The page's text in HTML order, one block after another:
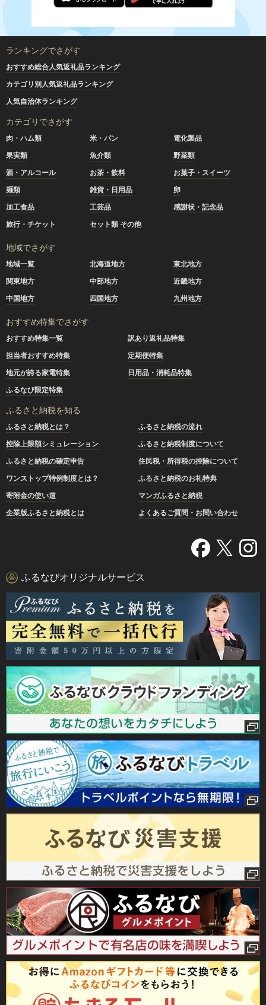
ランキングでさがす
おすすめ総合人気返礼品ランキング
カテゴリ別人気返礼品ランキング
人気自治体ランキング
カテゴリでさがす
肉・ハム類 米・パン
電化製品
果実類
魚介類
野菜類
酒・アルコール
お茶・飲料
お菓子・スイーツ
麺類
雑貨・日用品
卵
加工食品
工芸品
感謝状・記念品
旅行・チケット
セット類 その他
地域でさがす
地域一覧 北海道地方
東北地方
関東地方
中部地方
近畿地方
中国地方
四国地方 九州地方
おすすめ特集でさがす
おすすめ特集一覧
訳あり返礼品特集
担当者おすすめ特集
定期便特集
地元が誇る家電特集
日用品・消耗品特集
ふるなび限定特集
ふるさと納税を知る
ふるさと納税とは？
ふるさと納税の流れ
控除上限額シミュレーション
ふるさと納税制度について
ふるさと納税の確定申告
住民税・所得税の控除について
ワンストップ特例制度とは？
ふるさと納税のお礼特典
寄附金の使い道
マンガふるさと納税
企業版ふるさと納税とは
よくあるご質問・お問い合わせ
ふるなびオリジナルサービス